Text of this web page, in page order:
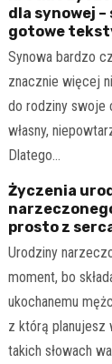
dla synowej
gotowe
Synowa bardzo
znacznie więcej
do rodziny swoje
własny,
Dlatego…
Życzenia
prosto z
Urodziny
moment, bo
ukochanemu
z którą planujesz
takich słowach